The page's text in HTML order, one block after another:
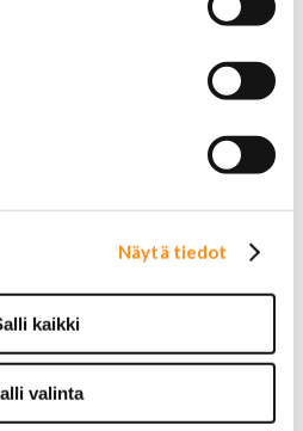
Näytä tiedot
kaikki
valinta